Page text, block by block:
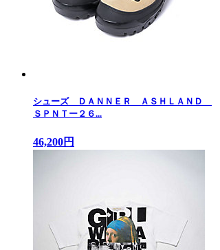
シューズ ＤＡＮＮＥＲ ＡＳＨＬＡＮＤ
ＳＰＮＴー２６...
46,200円